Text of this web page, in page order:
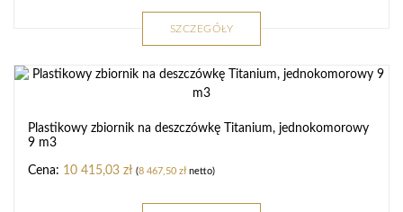
SZCZEGÓŁY
Plastikowy zbiornik na deszczówkę Titanium, jednokomorowy
9 m3
10 415,03 zł (8 467,50 złnetto)